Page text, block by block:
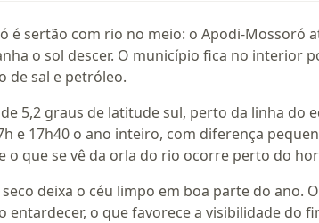
é sertão com rio no meio: o Apodi-Mossoró
o sol descer. O município fica no interior
de sal e petróleo.
5,2 graus de latitude sul, perto da linha
e 17h40 o ano inteiro, com diferença
o que se vê da orla do rio ocorre perto do
seco deixa o céu limpo em boa parte do ano.
entardecer, o que favorece a visibilidade do